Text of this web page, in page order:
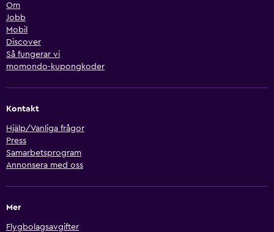
Om
Jobb
Mobil
Discover
Så fungerar vi
momondo-kupongkoder
Kontakt
Hjälp/Vanliga frågor
Press
Samarbetsprogram
Annonsera med oss
Mer
Flygbolagsavgifter